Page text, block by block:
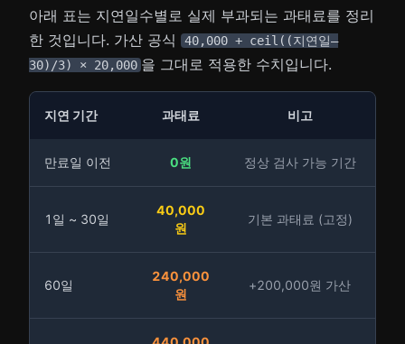
아래 표는 지연일수별로 실제 부과되는 과태료를 정리
한 것입니다. 가산 공식
40,000 + ceil((지연일–
30)/3) × 20,000 을 그대로 적용한 수치입니다.
지연 기간 과태료 비고
만료일 이전 0원 정상 검사 가능 기간
1일 ~ 30일
40,000
원
기본 과태료 (고정)
60일
240,000
원
+200,000원 가산